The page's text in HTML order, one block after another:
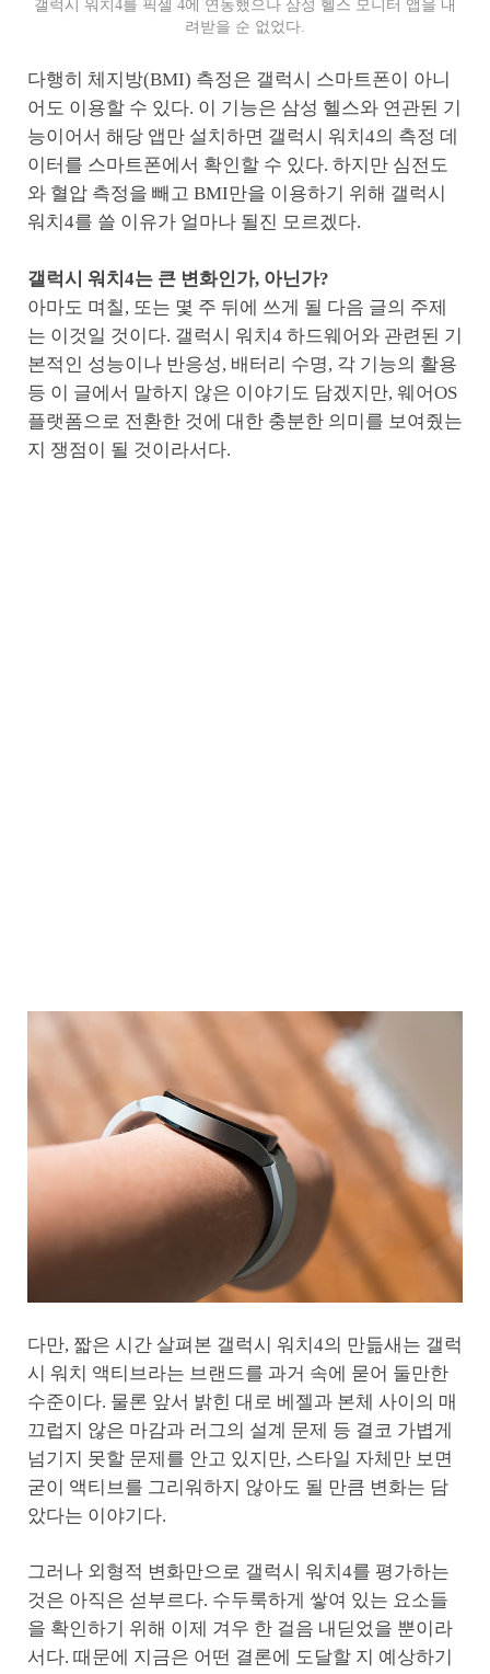
갤럭시 워치4를 픽셀 4에 연동했으나 삼성 헬스 모니터 앱을 내
려받을 순 없었다.
다행히 체지방(BMI) 측정은 갤럭시 스마트폰이 아니
어도 이용할 수 있다. 이 기능은 삼성 헬스와 연관된 기
능이어서 해당 앱만 설치하면 갤럭시 워치4의 측정 데
이터를 스마트폰에서 확인할 수 있다. 하지만 심전도
와 혈압 측정을 빼고 BMI만을 이용하기 위해 갤럭시
워치4를 쓸 이유가 얼마나 될진 모르겠다.
갤럭시 워치4는 큰 변화인가, 아닌가?
아마도 며칠, 또는 몇 주 뒤에 쓰게 될 다음 글의 주제
는 이것일 것이다. 갤럭시 워치4 하드웨어와 관련된 기
본적인 성능이나 반응성, 배터리 수명, 각 기능의 활용
등 이 글에서 말하지 않은 이야기도 담겠지만, 웨어OS
플랫폼으로 전환한 것에 대한 충분한 의미를 보여줬는
지 쟁점이 될 것이라서다.
다만, 짧은 시간 살펴본 갤럭시 워치4의 만듦새는 갤럭
시 워치 액티브라는 브랜드를 과거 속에 묻어 둘만한
수준이다. 물론 앞서 밝힌 대로 베젤과 본체 사이의 매
끄럽지 않은 마감과 러그의 설계 문제 등 결코 가볍게
넘기지 못할 문제를 안고 있지만, 스타일 자체만 보면
굳이 액티브를 그리워하지 않아도 될 만큼 변화는 담
았다는 이야기다.
그러나 외형적 변화만으로 갤럭시 워치4를 평가하는
것은 아직은 섣부르다. 수두룩하게 쌓여 있는 요소들
을 확인하기 위해 이제 겨우 한 걸음 내딛었을 뿐이라
서다. 때문에 지금은 어떤 결론에 도달할 지 예상하기